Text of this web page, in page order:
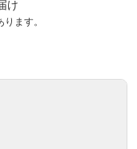
け
ます。